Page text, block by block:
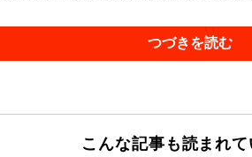
つづきを読む
こんな記事も読まれ